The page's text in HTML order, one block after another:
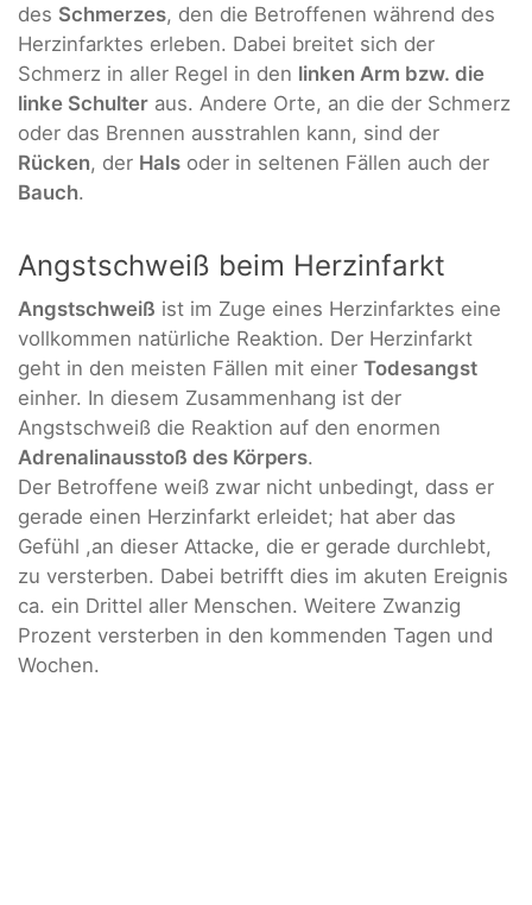
des Schmerzes, den die Betroffenen während des
Herzinfarktes erleben. Dabei breitet sich der
Schmerz in aller Regel in den linken Arm bzw. die
linke Schulter aus. Andere Orte, an die der Schmerz
oder das Brennen ausstrahlen kann, sind der
Rücken, der Hals oder in seltenen Fällen auch der
Bauch.
Angstschweiß beim Herzinfarkt
Angstschweiß ist im Zuge eines Herzinfarktes eine
vollkommen natürliche Reaktion. Der Herzinfarkt
geht in den meisten Fällen mit einer Todesangst
einher. In diesem Zusammenhang ist der
Angstschweiß die Reaktion auf den enormen
Adrenalinausstoß des Körpers.
Der Betroffene weiß zwar nicht unbedingt, dass er
gerade einen Herzinfarkt erleidet; hat aber das
Gefühl ,an dieser Attacke, die er gerade durchlebt,
zu versterben. Dabei betrifft dies im akuten Ereignis
ca. ein Drittel aller Menschen. Weitere Zwanzig
Prozent versterben in den kommenden Tagen und
Wochen.